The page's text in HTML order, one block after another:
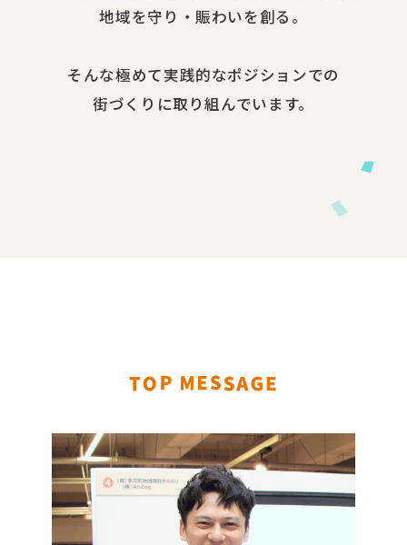
地域を​守り・​賑わいを​創る。
​そんな​極めて​実践的な​ポジションでの​
街づくりに​取り組んでいます。​